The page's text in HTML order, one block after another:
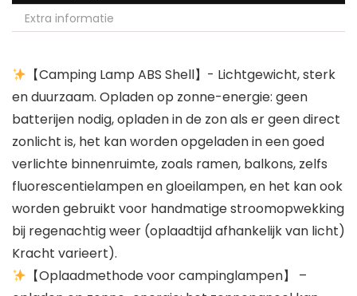
Extra informatie
【Camping Lamp ABS Shell】- Lichtgewicht, sterk
en duurzaam. Opladen op zonne-energie: geen
batterijen nodig, opladen in de zon als er geen direct
zonlicht is, het kan worden opgeladen in een goed
verlichte binnenruimte, zoals ramen, balkons, zelfs
fluorescentielampen en gloeilampen, en het kan ook
worden gebruikt voor handmatige stroomopwekking
bij regenachtig weer (oplaadtijd afhankelijk van licht)
Kracht varieert).
【Oplaadmethode voor campinglampen】 –